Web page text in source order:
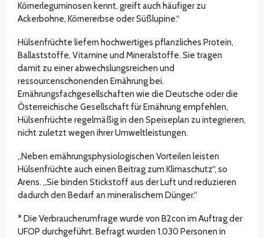
Körnerleguminosen kennt, greift auch häufiger zu
Ackerbohne, Körnererbse oder Süßlupine.“
Hülsenfrüchte liefern hochwertiges pflanzliches Protein,
Ballaststoffe, Vitamine und Mineralstoffe. Sie tragen
damit zu einer abwechslungsreichen und
ressourcenschonenden Ernährung bei.
Ernährungsfachgesellschaften wie die Deutsche oder die
Österreichische Gesellschaft für Ernährung empfehlen,
Hülsenfrüchte regelmäßig in den Speiseplan zu integrieren,
nicht zuletzt wegen ihrer Umweltleistungen.
„Neben ernährungsphysiologischen Vorteilen leisten
Hülsenfrüchte auch einen Beitrag zum Klimaschutz“, so
Arens. „Sie binden Stickstoff aus der Luft und reduzieren
dadurch den Bedarf an mineralischem Dünger.“
* Die Verbraucherumfrage wurde von B2con im Auftrag der
UFOP durchgeführt. Befragt wurden 1.030 Personen in